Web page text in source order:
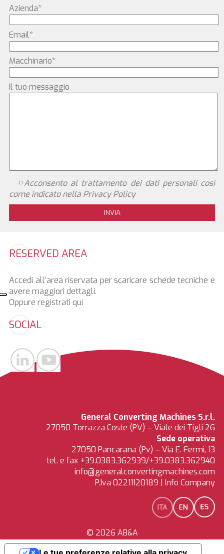
Azienda*
Email*
Macchinario*
Il tuo messaggio
Acconsento al trattamento dei dati personali così
come indicato nella Privacy Policy
RESERVED AREA
Accedi all’area riservata per scaricare schede tecniche e
avere maggiori dettagli.
Oppure registrati qui
SOCIAL
General Converting Machines S.r.l.
27050 Torrazza Coste (PV) – Viale dei Tigli 26
Sede operativa
27050 Pancarana (Pv) – Via E. Fermi, 13
tel. e fax +39.0383.362939/+39.0383.362940
info@generalconvertingmachines.com
P.Iva 02211120189 |Info Company
© 2026 AB&A